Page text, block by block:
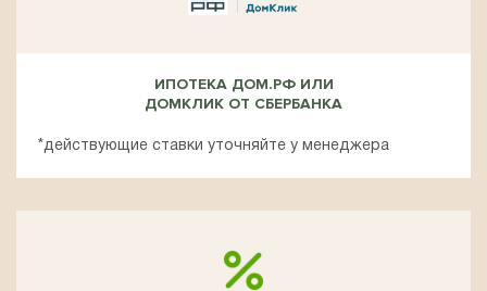
ИПОТЕКА ДОМ.РФ ИЛИ
ДОМКЛИК ОТ СБЕРБАНКА
*действующие ставки уточняйте у менеджера